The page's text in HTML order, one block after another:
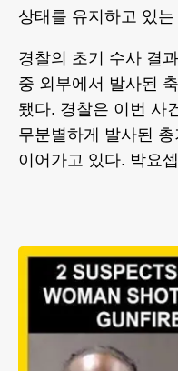
상태를 유지하고 있
경찰의 초기 수사 결
중 외부에서 발사된
됐다. 경찰은 이번 사
무분별하게 발사된
이어가고 있다. 박요